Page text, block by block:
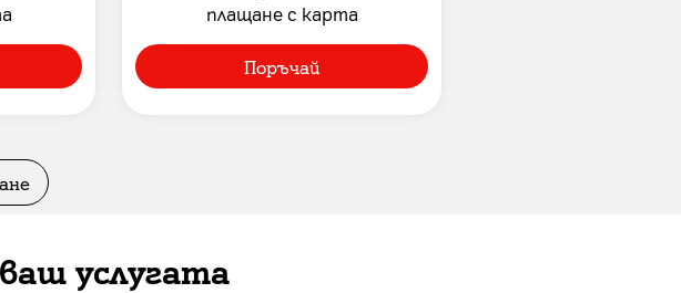
плащане с карта
Поръчай
услугата